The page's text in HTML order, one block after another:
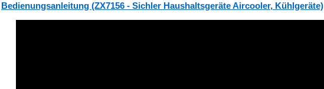
Bedienungsanleitung (ZX7156 - Sichler Haushaltsgeräte Aircooler, Kühlgeräte)